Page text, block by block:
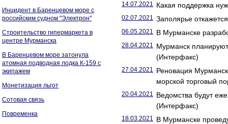
Инцидент в Баренцевом море с
российским судном "Электрон"
Строительство гипермаркета в
центре Мурманска
В Баренцевом море затонула
атомная подводная лодка К-159 с
экипажем
Монетизация льгот
Сотовая связь
Повременка
14.07.2021 Какая поддержка
02.07.2021 Заполярье
06.05.2021 В Мурманске
28.04.2021 Мурманск
(Интерфакс)
27.04.2021 Реновация
морской торговый
20.04.2021 Ведомства будут
(Интерфакс)
18.03.2021 В Мурманске